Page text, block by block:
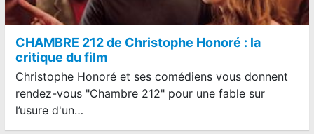
CHAMBRE 212 de Christophe Honoré : la
critique du film
Christophe Honoré et ses comédiens vous donnent
rendez-vous "Chambre 212" pour une fable sur
l’usure d'un…